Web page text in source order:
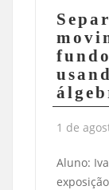
1 de
Aluno: